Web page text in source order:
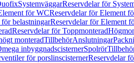
SystemväggarReservdelar för
för WCReservdelar för Element
belastningarReservdelar för Element
Reservdelar för Toppmonterad
monteradTillbehörAnslutningar
inbyggnadscisternerSpolrör
för porslinscisternerReservdelar